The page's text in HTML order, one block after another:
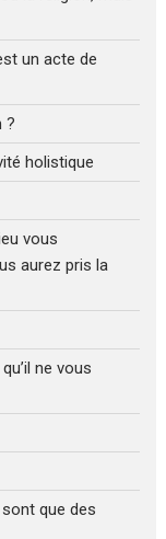
un acte de
?
holistique
vous
aurez pris la
ne vous
que des